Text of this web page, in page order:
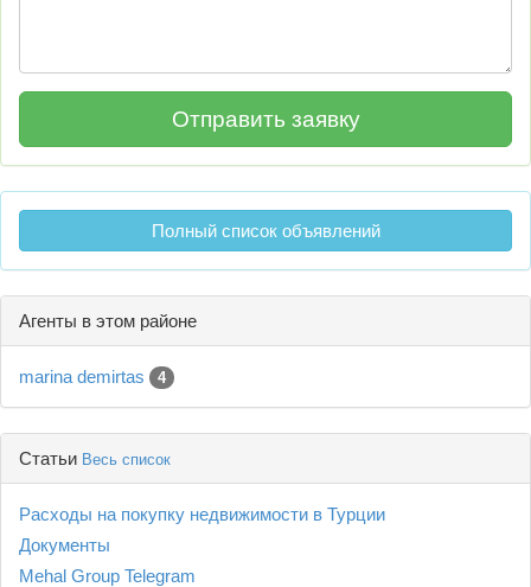
Полный список объявлений
Агенты в этом районе
marina demirtas 4
Статьи Весь список
Расходы на покупку недвижимости в Турции
Документы
Mehal Group Telegram